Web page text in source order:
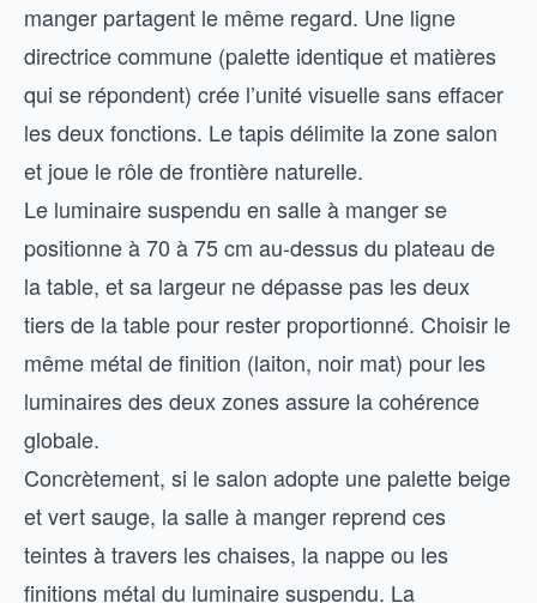
manger partagent le même regard. Une ligne
directrice commune (palette identique et matières
qui se répondent) crée l’unité visuelle sans effacer
les deux fonctions. Le tapis délimite la zone salon
et joue le rôle de frontière naturelle.
Le luminaire suspendu en salle à manger se
positionne à 70 à 75 cm au-dessus du plateau de
la table, et sa largeur ne dépasse pas les deux
tiers de la table pour rester proportionné. Choisir le
même métal de finition (laiton, noir mat) pour les
luminaires des deux zones assure la cohérence
globale.
Concrètement, si le salon adopte une palette beige
et vert sauge, la salle à manger reprend ces
teintes à travers les chaises, la nappe ou les
finitions métal du luminaire suspendu. La